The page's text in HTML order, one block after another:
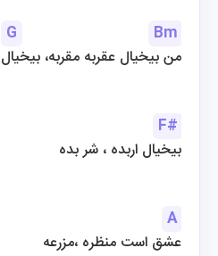
G
Bm
من بیخیال عقربه مقربه،
F#
بیخیال اربده ، شر بده
A
عشق است منظره ،مزرعه